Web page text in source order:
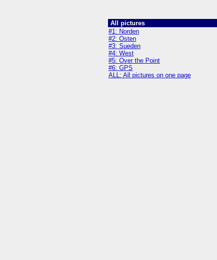
All pictures
#1: Norden
#2: Osten
#3: Sueden
#4: West
#5: Over the Point
#6: GPS
ALL: All pictures on one page